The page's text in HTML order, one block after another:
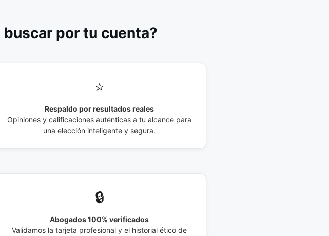
por tu cuenta?
⭐
Respaldo por resultados reales
Opiniones y calificaciones auténticas a tu alcance para
una elección inteligente y segura.
🔒
Abogados 100% verificados
Validamos la tarjeta profesional y el historial ético de